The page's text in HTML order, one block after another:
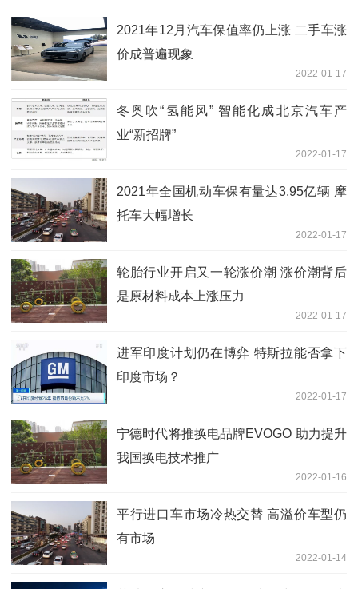
2021年12月汽车保值率仍上涨 二手车涨
价成普遍现象
2022-01-17
冬奥吹“氢能风” 智能化成北京汽车产
业“新招牌”
2022-01-17
2021年全国机动车保有量达3.95亿辆 摩
托车大幅增长
2022-01-17
轮胎行业开启又一轮涨价潮 涨价潮背后
是原材料成本上涨压力
2022-01-17
进军印度计划仍在博弈 特斯拉能否拿下
印度市场？
2022-01-17
宁德时代将推换电品牌EVOGO 助力提升
我国换电技术推广
2022-01-16
平行进口车市场冷热交替 高溢价车型仍
有市场
2022-01-14